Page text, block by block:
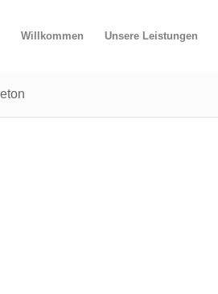
Willkommen Unsere Leistungen